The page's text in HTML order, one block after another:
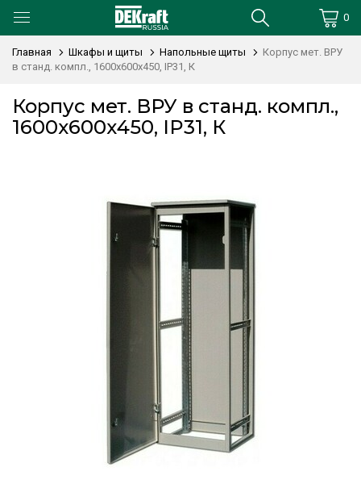
0
Главная Шкафы и щиты Напольные щиты
Корпус мет. ВРУ
в станд. компл., 1600х600х450, IP31, К
Корпус мет. ВРУ в станд. компл.,
1600х600х450, IP31, К